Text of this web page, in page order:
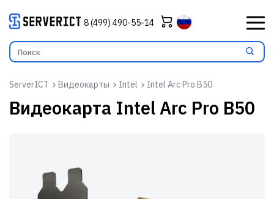
8 (499) 490-55-14
ServerICT Видеокарты Intel Intel Arc Pro B50
Видеокарта Intel Arc Pro B50